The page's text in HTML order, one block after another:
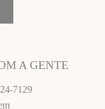
A GENTE
7129